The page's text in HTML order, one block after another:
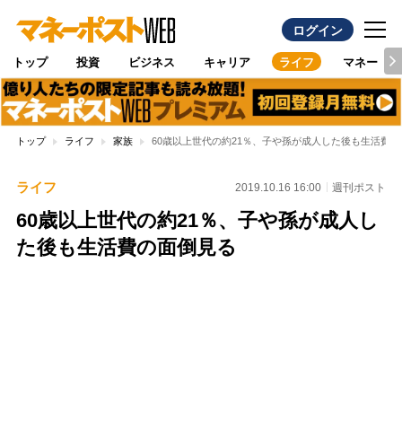
ログイン
トップ 投資 ビジネス キャリア ライフ マネー
トップ ライフ 家族 60歳以上世代の約21％、子や孫が成人した後も生活費
ライフ 2019.10.16 16:00 週刊ポスト
60歳以上世代の約21％、子や孫が成人し
た後も生活費の面倒見る